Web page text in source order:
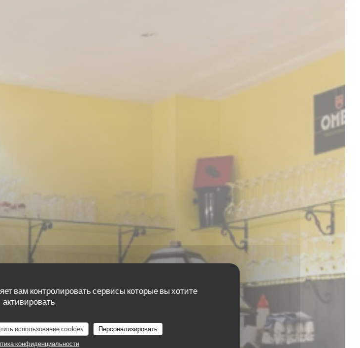
вам контролировать сервисы которые вы хотите
активировать
использование cookies
Персонализировать
конфиденциальности
belge